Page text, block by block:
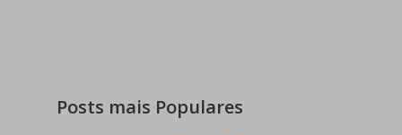
Posts mais Populares